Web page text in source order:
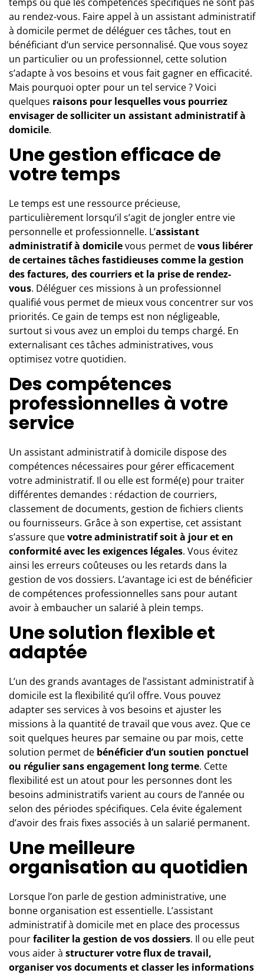
au rendez-vous. Faire appel à un assistant administratif
à domicile permet de déléguer ces tâches, tout en
bénéficiant d’un service personnalisé. Que vous soyez
un particulier ou un professionnel, cette solution
s’adapte à vos besoins et vous fait gagner en efficacité.
Mais pourquoi opter pour un tel service ? Voici
quelques raisons pour lesquelles vous pourriez
envisager de solliciter un assistant administratif à
domicile.
Une gestion efficace de
votre temps
Le temps est une ressource précieuse,
particulièrement lorsqu’il s’agit de jongler entre vie
personnelle et professionnelle. L’assistant
administratif à domicilevous permet devous libérer
de certaines tâches fastidieuses comme la gestion
des factures, des courrierset la prise de rendez-
vous. Déléguer ces missions à un professionnel
qualifié vous permet de mieux vous concentrer sur vos
priorités. Ce gain de temps est non négligeable,
surtout si vous avez un emploi du temps chargé. En
externalisant ces tâches administratives, vous
optimisez votre quotidien.
Des compétences
professionnelles à votre
service
Un assistant administratif à domicile dispose des
compétences nécessaires pour gérer efficacement
votre administratif. Il ou elle est formé(e) pour traiter
différentes demandes : rédaction de courriers,
classement de documents, gestion de fichiers clients
ou fournisseurs. Grâce à son expertise, cet assistant
s’assure quevotre administratif soit à jour et en
conformité avec les exigences légales. Vous évitez
ainsi les erreurs coûteuses ou les retards dans la
gestion de vos dossiers. L’avantage ici est de bénéficier
de compétences professionnelles sans pour autant
avoir à embaucher un salarié à plein temps.
Une solution flexible et
adaptée
L’un des grands avantages de l’assistant administratif à
domicile est la flexibilité qu’il offre. Vous pouvez
adapter ses services à vos besoins et ajuster les
missions à la quantité de travail que vous avez. Que ce
soit quelques heures par semaine ou par mois, cette
solution permet de bénéficier d’un soutien ponctuel
ou régulier sans engagement long terme. Cette
flexibilité est un atout pour les personnes dont les
besoins administratifs varient au cours de l’année ou
selon des périodes spécifiques. Cela évite également
d’avoir des frais fixes associés à un salarié permanent.
Une meilleure
organisation au quotidien
Lorsque l’on parle de gestion administrative, une
bonne organisation est essentielle. L’assistant
administratif à domicile met en place des processus
pourfaciliter la gestion de vos dossiers. Il ou elle peut
vous aider à structurer votre flux de travail,
organiser vos documents et classer les informations